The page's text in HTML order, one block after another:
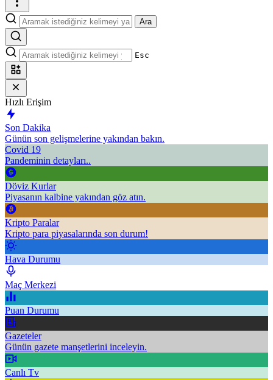
Ara
Esc
Hızlı Erişim
Son Dakika
Günün son gelişmelerine yakından bakın.
Covid 19
Pandeminin detayları..
Döviz Kurlar
Piyasanın kalbine yakından göz atın.
Kripto Paralar
Kripto para piyasalarında son durum!
Hava Durumu
Maç Merkezi
Puan Durumu
Gazeteler
Günün gazete manşetlerini inceleyin.
Canlı Tv